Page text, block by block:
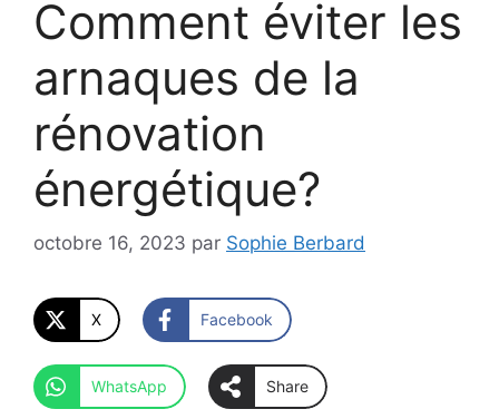
Comment éviter les
arnaques de la
rénovation
énergétique?
octobre 16, 2023 par Sophie Berbard
X Facebook
WhatsApp Share